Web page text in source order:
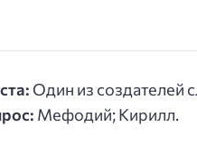
Один из создателей
Мефодий; Кирилл.